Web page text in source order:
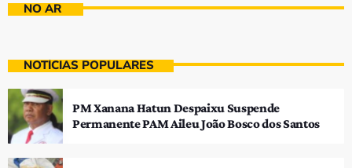
NO AR
NOTÍCIAS POPULARES
PM Xanana Hatun Despaixu Suspende
Permanente PAM Aileu João Bosco dos Santos